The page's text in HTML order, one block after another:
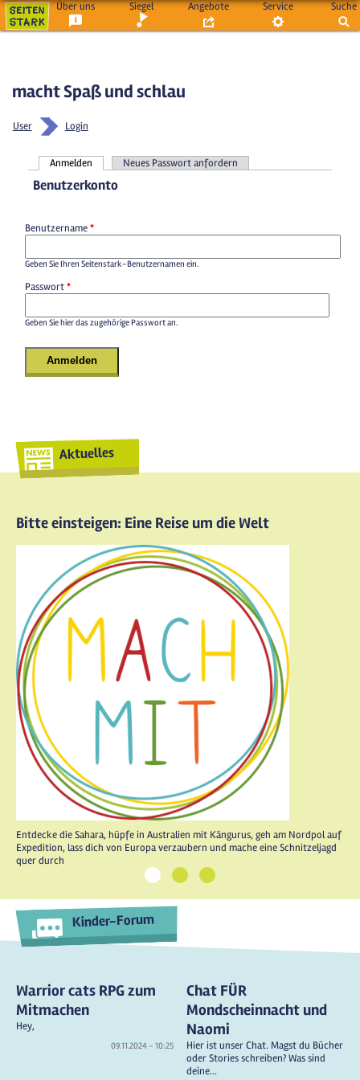
Über uns Siegel Angebote Service Suche
macht Spaß und schlau
User Login
Haupt-Reiter
Anmelden Neues Passwort anfordern
Benutzerkonto
Benutzername*
Geben Sie Ihren Seitenstark-Benutzernamen ein.
Passwort*
Geben Sie hier das zugehörige Passwort an.
Aktuelles
Bitte einsteigen: Eine Reise um die Welt
Entdecke die Sahara, hüpfe in Australien mit Kängurus, geh am Nordpol auf
Expedition, lass dich von Europa verzaubern und mache eine Schnitzeljagd
quer durch
1
2 3
Kinder-Forum
Warrior cats RPG zum
Mitmachen
Hey,
09.11.2024 - 10:25
Chat FÜR
Mondscheinnacht und
Naomi
Hier ist unser Chat. Magst du Bücher
oder Stories schreiben? Was sind
deine...